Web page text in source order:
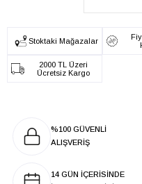
Stoktaki Mağazalar
2000 TL Üzeri
Ücretsiz Kargo
%100 GÜVENLİ
ALIŞVERİŞ
14 GÜN İÇERİSİNDE